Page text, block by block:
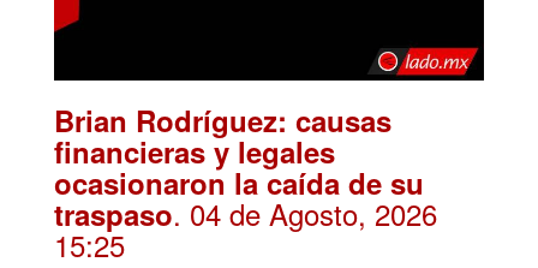
Brian Rodríguez: causas
financieras y legales
ocasionaron la caída de su
traspaso. 04 de Agosto, 2026
15:25